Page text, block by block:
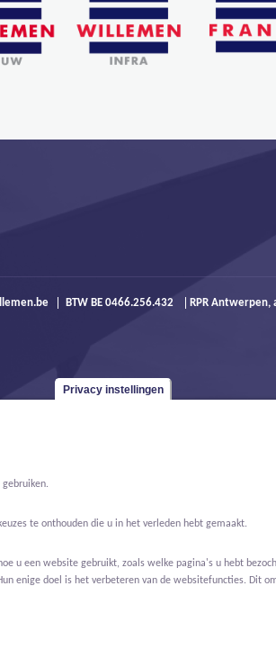
BTW BE 0466.256.432 RPR Antwerpen,
Privacy instellingen
te onthouden die u in het verleden hebt gemaakt.
u een website gebruikt, zoals welke pagina's u hebt
enige doel is het verbeteren van de websitefuncties. Dit